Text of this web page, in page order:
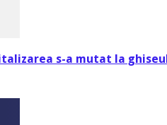
s-a mutat la